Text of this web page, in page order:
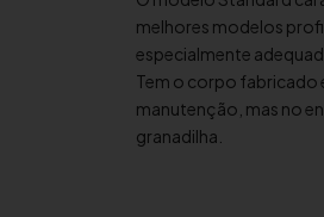
melhores modelos
especialmente
Tem o corpo fabricado
manutenção, mas no
granadilha.